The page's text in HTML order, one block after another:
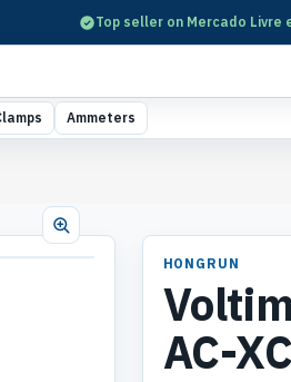
Top seller on Mercado Livre
Ammeters
HONGRUN
AC-